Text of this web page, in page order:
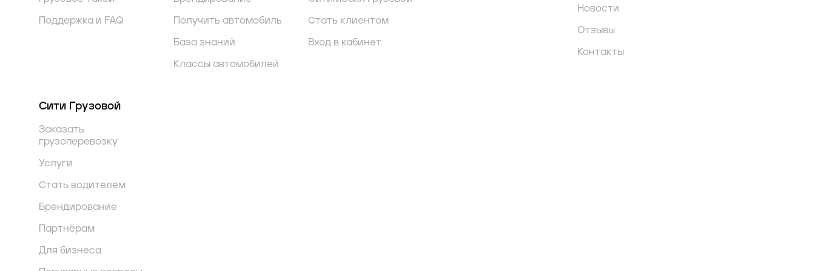
Поддержка и FAQ Получить автомобиль
База знаний
Классы автомобилей
Стать клиентом
Вход в кабинет
Новости
Отзывы
Контакты
Сити Грузовой
Заказать
грузоперевозку
Услуги
Стать водителем
Брендирование
Партнёрам
Для бизнеса